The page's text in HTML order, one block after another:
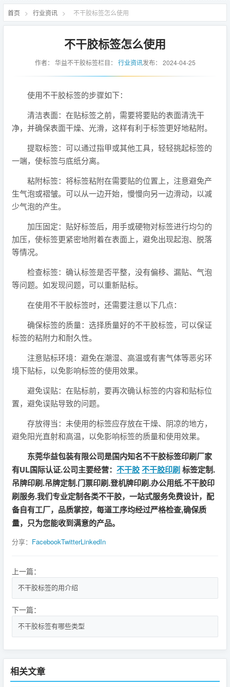
首页 > 行业资讯 > 不干胶标签怎么使用
不干胶标签怎么使用
作者： 华益不干胶标签栏目： 行业资讯发布： 2024-04-25
使用不干胶标签的步骤如下：
清洁表面：在贴标签之前，需要将要贴的表面清洗干
净，并确保表面干燥、光滑，这样有利于标签更好地粘附。
提取标签：可以通过指甲或其他工具，轻轻挑起标签的
一端，使标签与底纸分离。
粘附标签：将标签粘附在需要贴的位置上，注意避免产
生气泡或褶皱。可以从一边开始，慢慢向另一边滑动，以减
少气泡的产生。
加压固定：贴好标签后，用手或硬物对标签进行均匀的
加压，使标签更紧密地附着在表面上，避免出现起泡、脱落
等情况。
检查标签：确认标签是否平整，没有偏移、漏贴、气泡
等问题。如发现问题，可以重新贴标。
在使用不干胶标签时，还需要注意以下几点：
确保标签的质量：选择质量好的不干胶标签，可以保证
标签的粘附力和耐久性。
注意贴标环境：避免在潮湿、高温或有害气体等恶劣环
境下贴标，以免影响标签的使用效果。
避免误贴：在贴标前，要再次确认标签的内容和贴标位
置，避免误贴导致的问题。
存放得当：未使用的标签应存放在干燥、阴凉的地方，
避免阳光直射和高温，以免影响标签的质量和使用效果。
东莞华益包装有限公司是国内知名不干胶标签印刷厂家
有UL国际认证.公司主要经营： 不干胶不干胶印刷标签定制.
吊牌印刷.吊牌定制.门票印刷.登机牌印刷.办公用纸.不干胶印
刷服务.我们专业定制各类不干胶，一站式服务免费设计，配
备自有工厂，品质掌控，每道工序均经过严格检查,确保质
量，只为您能收到满意的产品。
分享： FacebookTwitterLinkedIn
上一篇：
不干胶标签的用介绍
下一篇：
不干胶标签有哪些类型
相关文章